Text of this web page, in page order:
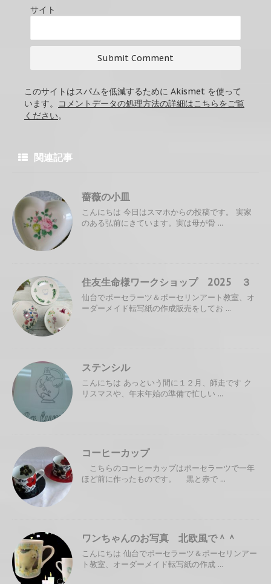
サイト
このサイトはスパムを低減するために Akismet を使って
います。
コメントデータの処理方法の詳細はこちらをご覧
ください。
関連記事
薔薇の小皿
こんにちは 今日はスマホからの投稿です。 実家
のある弘前にきています。実は母が骨 ...
住友生命様ワークショップ 2025 ３
仙台でポーセラーツ＆ポーセリンアート教室、オ
ーダーメイド転写紙の作成販売をしてお ...
ステンシル
こんにちは あっという間に１２月、師走です ク
リスマスや、年末年始の準備で忙しい ...
コーヒーカップ
こちらのコーヒーカップはポーセラーツで一年
ほど前に作ったものです。 黒と赤で ...
ワンちゃんのお写真 北欧風で＾＾
こんにちは 仙台でポーセラーツ＆ポーセリンアー
ト教室、オーダーメイド転写紙の作成 ...